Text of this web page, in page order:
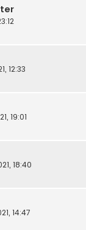
12:33
19:01
18:40
14:47